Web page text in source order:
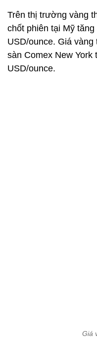
Trên thị trường vàng
chốt phiên tại Mỹ
USD/ounce. Giá
sàn Comex New
USD/ounce.